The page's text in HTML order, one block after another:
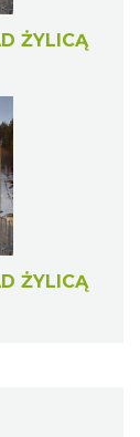
ŻYLICĄ
ŻYLICĄ